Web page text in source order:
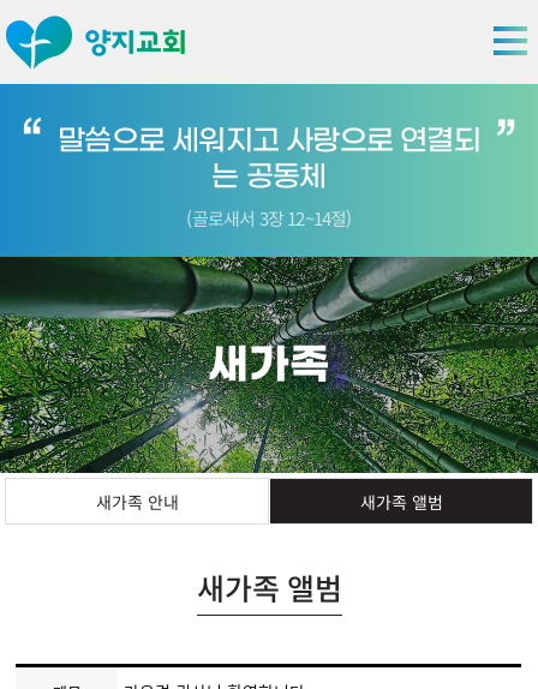
말씀으로 세워지고 사랑으로 연결되
는 공동체
(골로새서 3장 12~14절)
새가족
새가족 안내 새가족 앨범
새가족 앨범